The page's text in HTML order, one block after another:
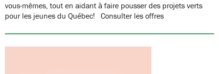
vous-mêmes, tout en aidant à faire pousser des projets verts
pour les jeunes du Québec! Consulter les offres